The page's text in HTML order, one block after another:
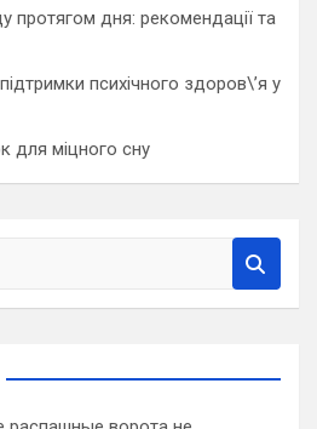
протягом дня: рекомендації та
психічного здоров\’я у
для міцного сну